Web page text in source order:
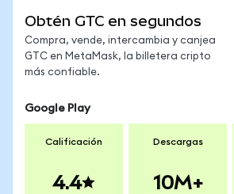
Obtén GTC en segundos
Compra, vende, intercambia y canjea
GTC en MetaMask, la billetera cripto
más confiable.
Google Play
Calificación
4.4
Descargas
10M+